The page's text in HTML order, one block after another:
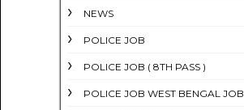
NEWS
POLICE JOB
POLICE JOB ( 8TH PASS )
POLICE JOB WEST BENGAL JOB